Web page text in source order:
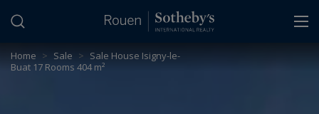
Home > Sale > Sale House Isigny-le-
Buat 17 Rooms 404 m²